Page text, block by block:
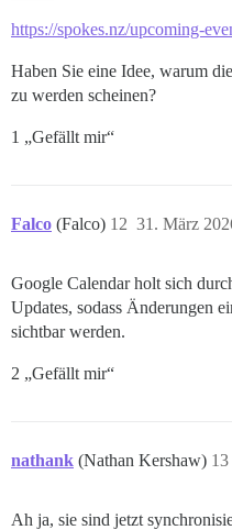
https://spokes.nz/upcoming-
Haben Sie eine Idee, warum
zu werden scheinen?
1 „Gefällt mir“
Falco (Falco) 31. März
12
Google Calendar holt sich
Updates, sodass Änderungen
sichtbar werden.
2 „Gefällt mir“
nathank (Nathan Kershaw) 13
Ah ja, sie sind jetzt